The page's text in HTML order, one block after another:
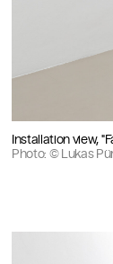
Installation view,
Photo: © Lukas